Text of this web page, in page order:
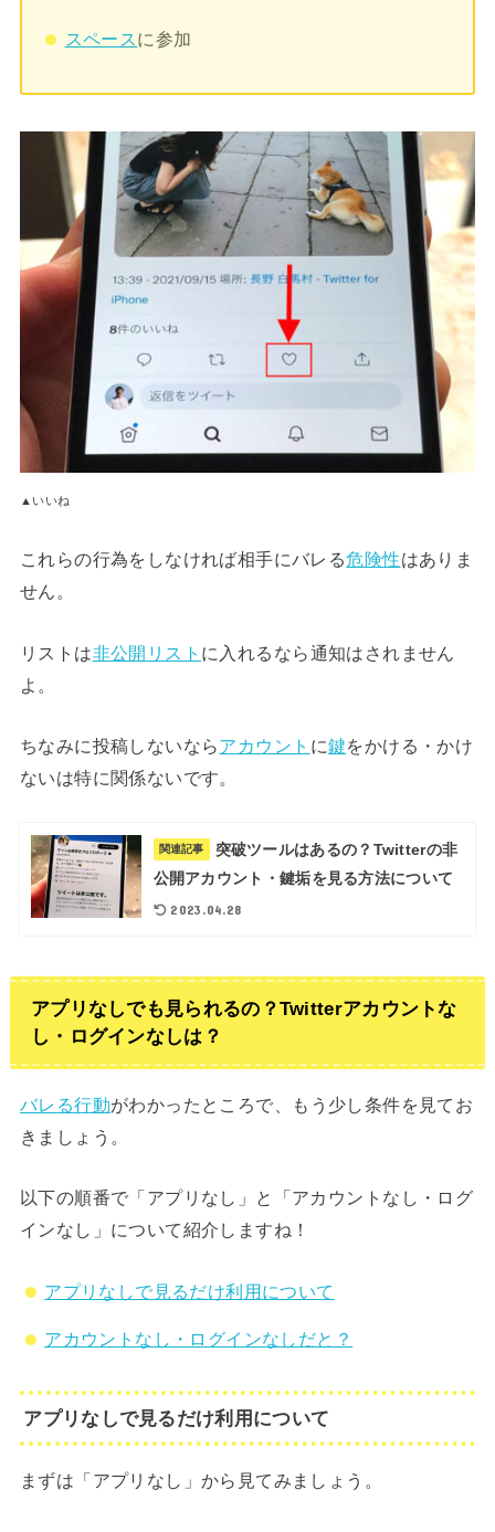
スペースに参加
▲いいね
これらの行為をしなければ相手にバレる危険性はありま
せん。
リストは非公開リスト に入れるなら通知はされません
よ。
ちなみに投稿しないならアカウント に鍵をかける・かけ
ないは特に関係ないです。
関連記事
突破ツールはあるの？Twitterの非
公開アカウント・鍵垢を見る方法について
2023.04.28
アプリなしでも見られるの？Twitterアカウントな
し・ログインなしは？
バレる行動がわかったところで、もう少し条件を見てお
きましょう。
以下の順番で「アプリなし」と「アカウントなし・ログ
インなし」について紹介しますね！
アプリなしで見るだけ利用について
アカウントなし・ログインなしだと？
アプリなしで見るだけ利用について
まずは「アプリなし」から見てみましょう。